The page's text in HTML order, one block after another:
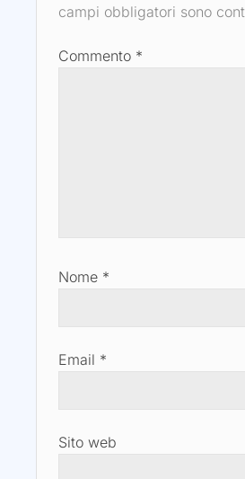
campi obbligatori sono
Commento *
Nome *
Email *
Sito web